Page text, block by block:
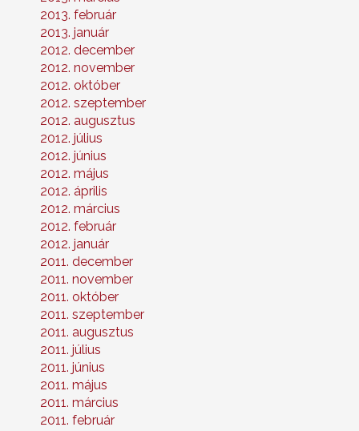
2013. február
2013. január
2012. december
2012. november
2012. október
2012. szeptember
2012. augusztus
2012. július
2012. június
2012. május
2012. április
2012. március
2012. február
2012. január
2011. december
2011. november
2011. október
2011. szeptember
2011. augusztus
2011. július
2011. június
2011. május
2011. március
2011. február